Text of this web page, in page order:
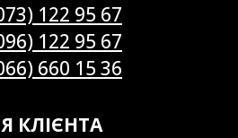
122 95 67
122 95 67
660 15 36
КЛІЄНТА